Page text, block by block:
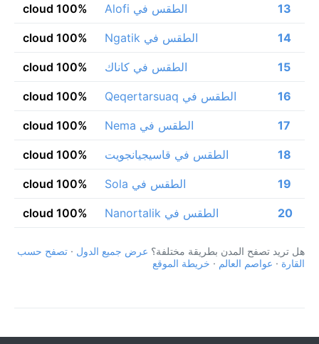
13 الطقس في Alofi 100% cloud
14 الطقس في Ngatik 100% cloud
15 الطقس في كاناك 100% cloud
16 الطقس في Qeqertarsuaq 100% cloud
17 الطقس في Nema 100% cloud
18 الطقس في قاسيجيانجويت 100% cloud
19 الطقس في Sola 100% cloud
20 الطقس في Nanortalik 100% cloud
هل تريد تصفح المدن بطريقة مختلفة؟ عرض جميع الدول · تصفح حسب
القارة · عواصم العالم · خريطة الموقع